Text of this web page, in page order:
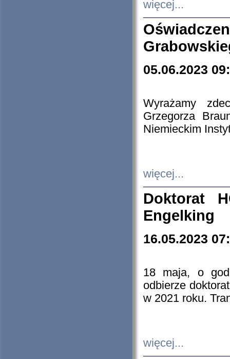
więcej...
05.06.2023
Wyrażamy
Grzegorza
Niemieckim
więcej...
Doktorat
Engelking
16.05.2023
18 maja, o
odbierze
w 2021 roku.
więcej...